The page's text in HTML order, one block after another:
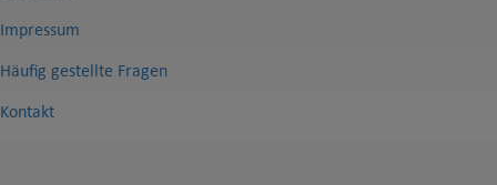
Impressum
Häufig gestellte Fragen
Kontakt